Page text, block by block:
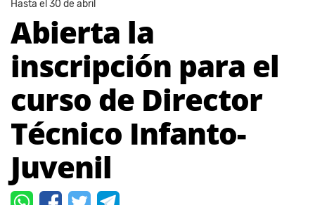
Hasta el 30 de abril
Abierta la
inscripción para el
curso de Director
Técnico Infanto-
Juvenil